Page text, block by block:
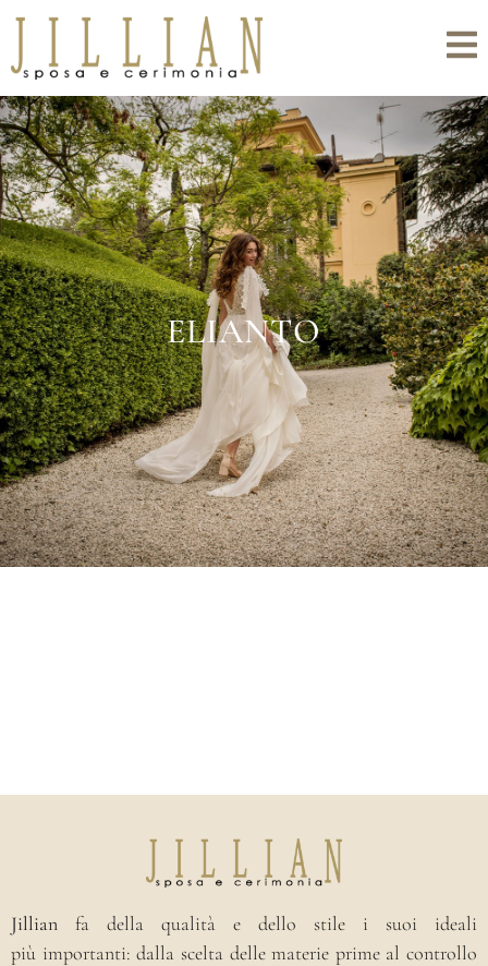
ELIANTO
Jillian fa della qualità e dello stile i suoi ideali
più importanti: dalla scelta delle materie prime al controllo